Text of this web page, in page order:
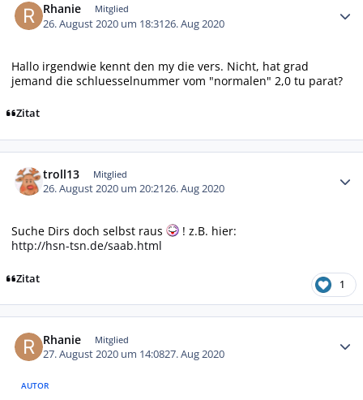
Rhanie Mitglied
26. August 2020 um 18:3126. Aug 2020
Hallo irgendwie kennt den my die vers. Nicht, hat grad
jemand die schluesselnummer vom "normalen" 2,0 tu parat?
Zitat
troll13 Mitglied
26. August 2020 um 20:2126. Aug 2020
Suche Dirs doch selbst raus
! z.B. hier:
http://hsn-tsn.de/saab.html
Zitat 1
Rhanie Mitglied
27. August 2020 um 14:0827. Aug 2020
AUTOR